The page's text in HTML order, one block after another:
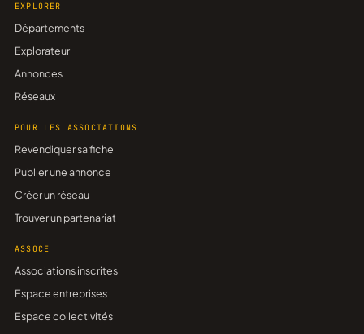
EXPLORER
Départements
Explorateur
Annonces
Réseaux
POUR LES ASSOCIATIONS
Revendiquer sa fiche
Publier une annonce
Créer un réseau
Trouver un partenariat
ASSOCE
Associations inscrites
Espace entreprises
Espace collectivités